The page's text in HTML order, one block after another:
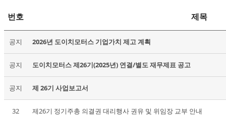
번호 제목
공지 2026년 도이치모터스 기업가치 제고 계획
공지 도이치모터스 제26기(2025년) 연결/별도 재무제표 공고
공지 제 26기 사업보고서
32 제26기 정기주총 의결권 대리행사 권유 및 위임장 교부 안내